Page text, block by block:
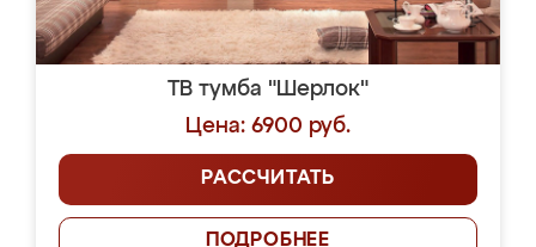
ТВ тумба "Шерлок"
Цена: 6900 руб.
РАССЧИТАТЬ
ПОДРОБНЕЕ